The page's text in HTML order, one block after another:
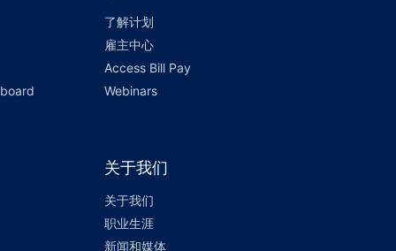
了解计划
雇主中心
Access Bill Pay
Webinars
关于我们
关于我们
职业生涯
新闻和媒体